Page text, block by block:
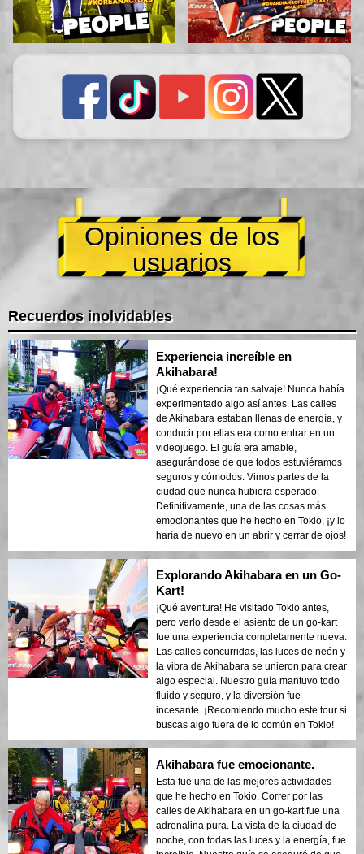
Opiniones de los
usuarios
Recuerdos inolvidables
Experiencia increíble en
Akihabara!
¡Qué experiencia tan salvaje! Nunca había
experimentado algo así antes. Las calles
de Akihabara estaban llenas de energía, y
conducir por ellas era como entrar en un
videojuego. El guía era amable,
asegurándose de que todos estuviéramos
seguros y cómodos. Vimos partes de la
ciudad que nunca hubiera esperado.
Definitivamente, una de las cosas más
emocionantes que he hecho en Tokio, ¡y lo
haría de nuevo en un abrir y cerrar de ojos!
Explorando Akihabara en un Go-
Kart!
¡Qué aventura! He visitado Tokio antes,
pero verlo desde el asiento de un go-kart
fue una experiencia completamente nueva.
Las calles concurridas, las luces de neón y
la vibra de Akihabara se unieron para crear
algo especial. Nuestro guía mantuvo todo
fluido y seguro, y la diversión fue
incesante. ¡Recomiendo mucho este tour si
buscas algo fuera de lo común en Tokio!
Akihabara fue emocionante.
Esta fue una de las mejores actividades
que he hecho en Tokio. Correr por las
calles de Akihabara en un go-kart fue una
adrenalina pura. La vista de la ciudad de
noche, con todas las luces y la energía, fue